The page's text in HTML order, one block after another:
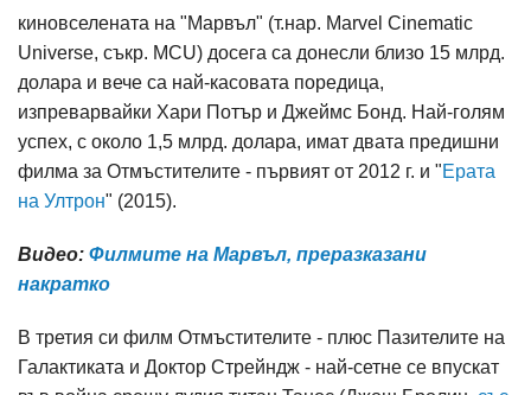
киновселената на "Марвъл" (т.нар. Marvel Cinematic
Universe, съкр. MCU) досега са донесли близо 15 млрд.
долара и вече са най-касовата поредица,
изпреварвайки Хари Потър и Джеймс Бонд. Най-голям
успех, с около 1,5 млрд. долара, имат двата предишни
филма за Отмъстителите - първият от 2012 г. и "Ерата
на Ултрон" (2015).
Видео: Филмите на Марвъл, преразказани
накратко
В третия си филм Отмъстителите - плюс Пазителите на
Галактиката и Доктор Стрейндж - най-сетне се впускат